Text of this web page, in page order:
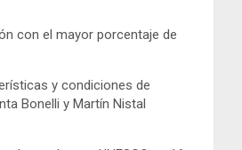
con el mayor porcentaje de
y condiciones de
Bonelli y Martín Nistal